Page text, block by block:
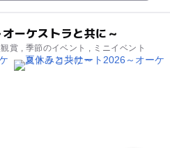
ーケストラと共に～
賞 , 季節のイベント , ミニイベント